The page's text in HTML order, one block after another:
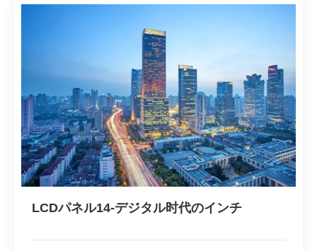
LCDパネル14-デジタル时代のインチ